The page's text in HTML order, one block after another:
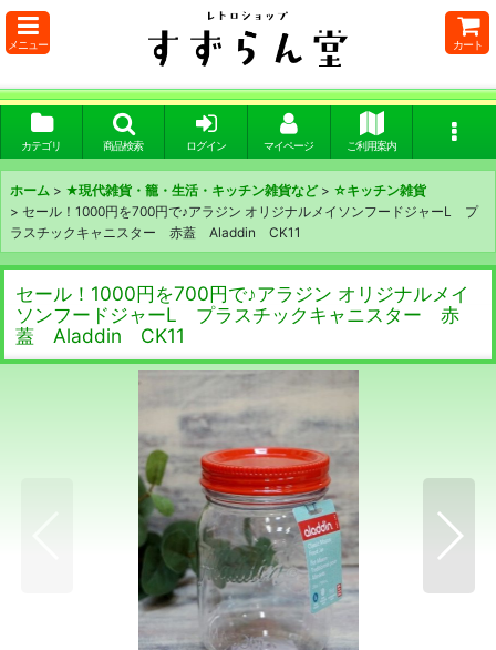
メニュー カート
カテゴリ 商品検索 ログイン マイページ ご利用案内
ホーム > ★現代雑貨・籠・生活・キッチン雑貨など > ☆キッチン雑貨
> セール！1000円を700円で♪アラジン オリジナルメイソンフードジャーL プ
ラスチックキャニスター 赤蓋 Aladdin CK11
セール！1000円を700円で♪アラジン オリジナルメイ
ソンフードジャーL プラスチックキャニスター 赤
蓋 Aladdin CK11